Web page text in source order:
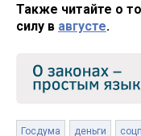
Также читайте о
силу в августе.
Госдума деньги